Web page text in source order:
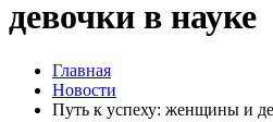
девочки в науке
Главная
Новости
Путь к успеху: женщины и